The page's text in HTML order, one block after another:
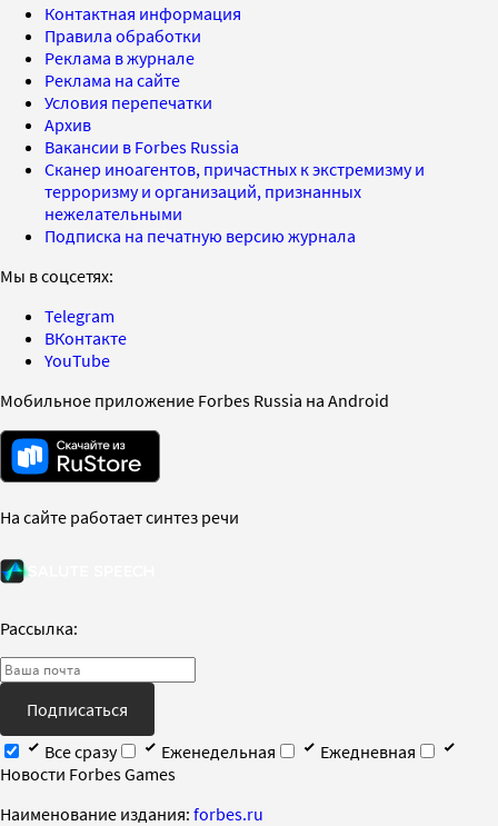
Контактная информация
Правила обработки
Реклама в журнале
Реклама на сайте
Условия перепечатки
Архив
Вакансии в Forbes Russia
Сканер иноагентов, причастных к экстремизму и
терроризму и организаций, признанных
нежелательными
Подписка на печатную версию журнала
Мы в соцсетях:
Telegram
ВКонтакте
YouTube
Мобильное приложение Forbes Russia на Android
На сайте работает синтез речи
Рассылка:
Подписаться
Все сразу
Еженедельная
Ежедневная
Новости Forbes Games
Наименование издания: forbes.ru